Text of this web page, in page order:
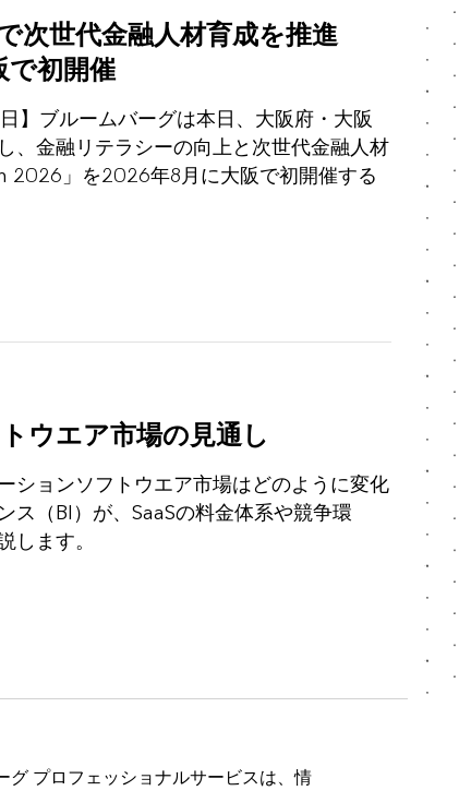
次世代金融人材育成を推進
で初開催
】ブルームバーグは本日、大阪府・大阪
、金融リテラシーの向上と次世代金融人材
2026」を2026年8月に大阪で初開催する
ウエア市場の見通し
ションソフトウエア市場はどのように変化
ス（BI）が、SaaSの料金体系や競争環
します。
グ プロフェッショナルサービスは、情